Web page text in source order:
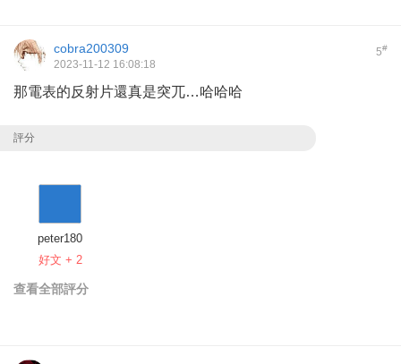
5#
cobra200309
2023-11-12 16:08:18
那電表的反射片還真是突兀…哈哈哈
評分
peter180
好文 + 2
查看全部評分